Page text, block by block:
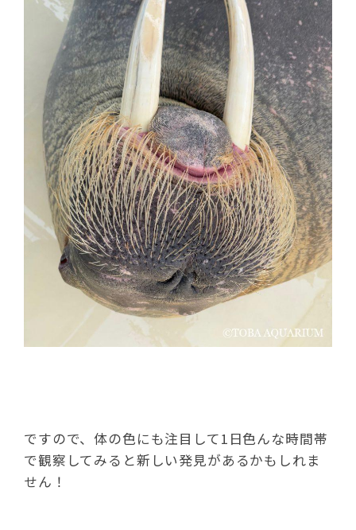
ですので、体の色にも注目して1日色んな時間帯
で観察してみると新しい発見があるかもしれま
せん！